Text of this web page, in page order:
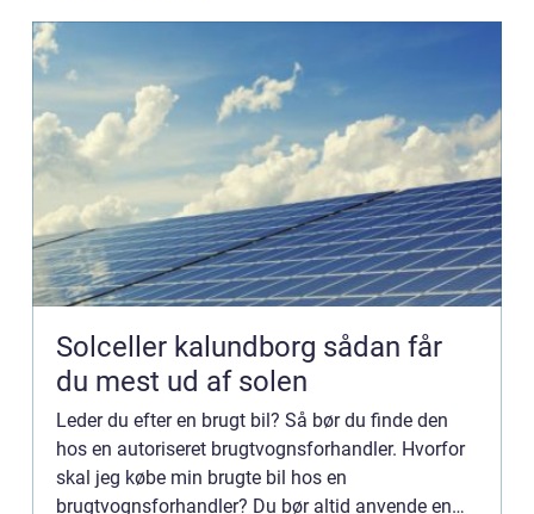
Solceller kalundborg sådan får
du mest ud af solen
Leder du efter en brugt bil? Så bør du finde den
hos en autoriseret brugtvognsforhandler. Hvorfor
skal jeg købe min brugte bil hos en
brugtvognsforhandler? Du bør altid anvende en